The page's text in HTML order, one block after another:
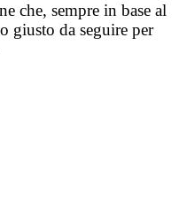
che, sempre in base al
giusto da seguire per